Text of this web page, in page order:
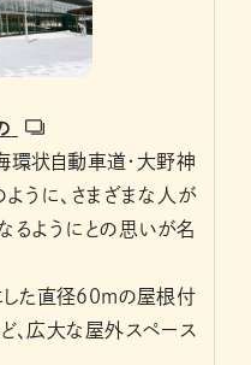
環状自動車道・大野神
うに、さまざまな人が
るようにとの思いが名
した直径60mの屋根付
ど、広大な屋外スペース